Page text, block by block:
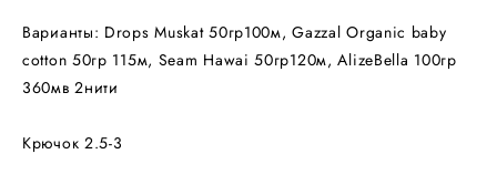
Варианты: Drops Muskat 50гр100м, Gazzal Organic baby
cotton 50гр 115м, Seam Hawai 50гр120м, AlizeBella 100гр
360мв 2нити
Крючок 2.5-3